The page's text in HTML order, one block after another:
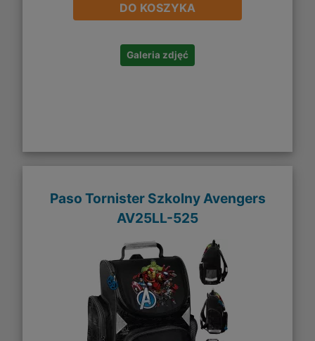
DO KOSZYKA
Galeria zdjęć
Paso Tornister Szkolny Avengers
AV25LL-525